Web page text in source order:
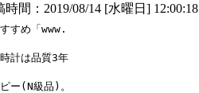
時間：2019/08/14 [水曜日] 12:00:18
すめ「www.
計は品質3年
ー(N級品)。